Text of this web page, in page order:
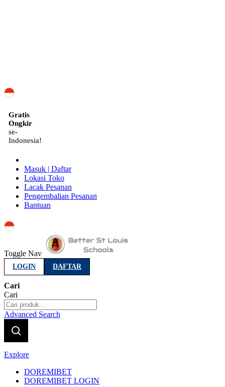
Gratis
Ongkir
se-
Indonesia!
Masuk | Daftar
Lokasi Toko
Lacak Pesanan
Pengembalian Pesanan
Bantuan
Toggle Nav
LOGIN DAFTAR
Cari
Cari
Advanced Search
Explore
DOREMIBET
DOREMIBET LOGIN